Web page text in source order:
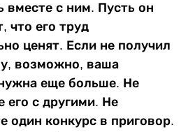
вместе с ним. Пусть он
что его труд
ценят. Если не получил
возможно, ваша
еще больше. Не
его с другими. Не
один конкурс в приговор.